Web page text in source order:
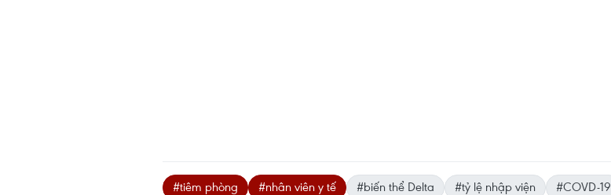
#tiêm phòng #nhân viên y tế #biến thể Delta #tỷ lệ nhập viện
#COVD-19